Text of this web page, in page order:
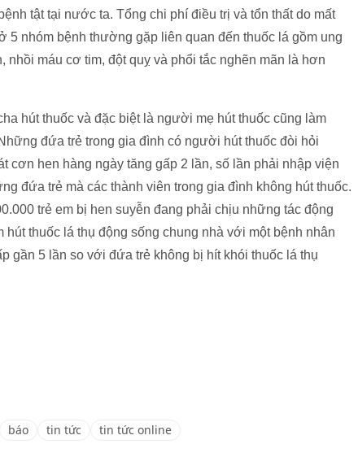
tật tại nước ta. Tổng chi phí điều trị và tổn thất do mất
5 nhóm bệnh thường gặp liên quan đến thuốc lá gồm ung
máu cơ tim, đột quỵ và phổi tắc nghẽn mãn là hơn
hút thuốc và đặc biệt là người mẹ hút thuốc cũng làm
đứa trẻ trong gia đình có người hút thuốc đòi hỏi
cơn hen hàng ngày tăng gấp 2 lần, số lần phải nhập viện
đứa trẻ mà các thành viên trong gia đình không hút thuốc.
trẻ em bị hen suyễn đang phải chịu những tác động
thuốc lá thụ động sống chung nhà với một bệnh nhân
gần 5 lần so với đứa trẻ không bị hít khói thuốc lá thụ
báo tin tức tin tức online